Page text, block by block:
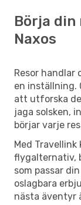
Börja
Naxos
Resor handlar
en inställning.
att utforska
jaga solsken,
börjar varje
Med
flygalternativ,
som passar
oslagbara
nästa äventyr